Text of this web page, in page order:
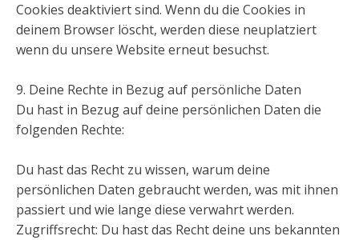
Cookies deaktiviert sind. Wenn du die Cookies in
deinem Browser löscht, werden diese neuplatziert
wenn du unsere Website erneut besuchst.
9. Deine Rechte in Bezug auf persönliche Daten
Du hast in Bezug auf deine persönlichen Daten die
folgenden Rechte:
Du hast das Recht zu wissen, warum deine
persönlichen Daten gebraucht werden, was mit ihnen
passiert und wie lange diese verwahrt werden.
Zugriffsrecht: Du hast das Recht deine uns bekannten